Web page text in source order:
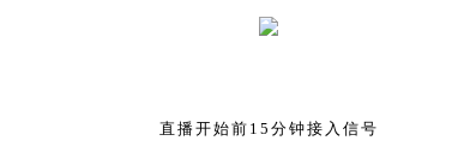
直播开始前15分钟接入信号